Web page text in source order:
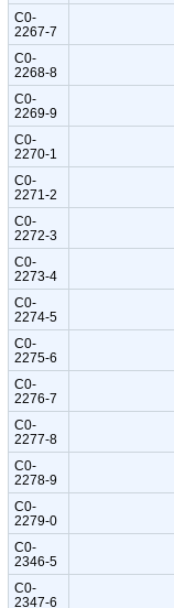
C0-
2267-7
C0-
2268-8
C0-
2269-9
C0-
2270-1
C0-
2271-2
C0-
2272-3
C0-
2273-4
C0-
2274-5
C0-
2275-6
C0-
2276-7
C0-
2277-8
C0-
2278-9
C0-
2279-0
C0-
2346-5
C0-
2347-6